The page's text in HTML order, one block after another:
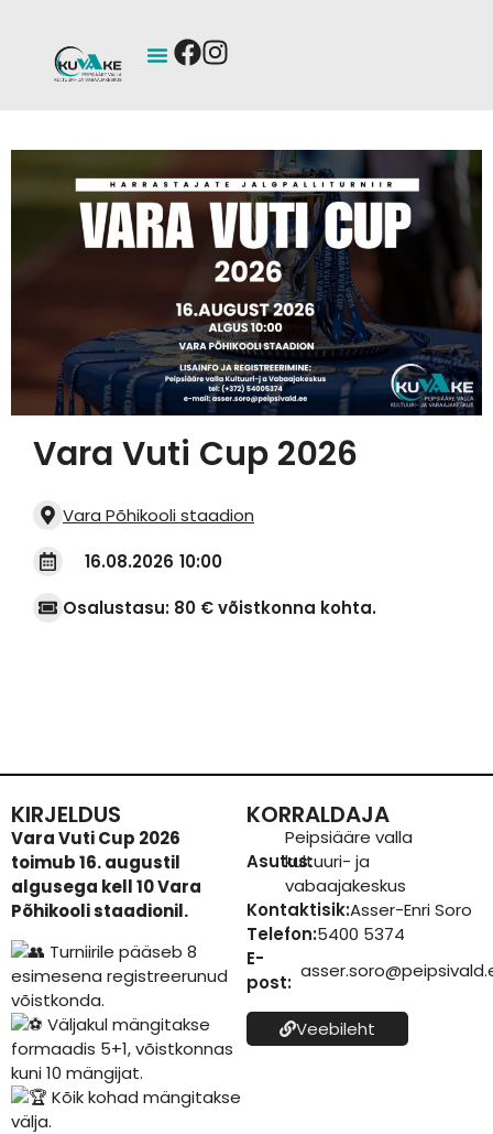
Vara Vuti Cup 2026
Vara Põhikooli staadion
16.08.2026 10:00
Osalustasu: 80 € võistkonna kohta.
KIRJELDUS
Vara Vuti Cup 2026
toimub 16. augustil
algusega kell 10 Vara
Põhikooli staadionil.
Turniirile pääseb 8
esimesena registreerunud
võistkonda.
Väljakul mängitakse
formaadis 5+1, võistkonnas
kuni 10 mängijat.
Kõik kohad mängitakse
välja.
KORRALDAJA
Asutus:
Peipsiääre valla
kultuuri- ja
vabaajakeskus
Kontaktisik:Asser-Enri Soro
Telefon:5400 5374
E-
post:
Veebileht